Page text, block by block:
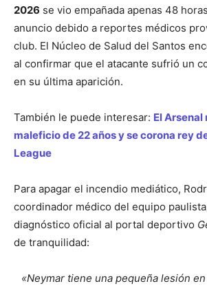
2026 se vio empañada apenas 48
anuncio debido a reportes médicos
club. El Núcleo de Salud del Santos
al confirmar que el atacante sufrió un
en su última aparición.
También le puede interesar: El Arsenal
maleficio de 22 años y se corona rey
League
Para apagar el incendio mediático,
coordinador médico del equipo
diagnóstico oficial al portal deportivo
de tranquilidad:
«Neymar tiene una pequeña lesión